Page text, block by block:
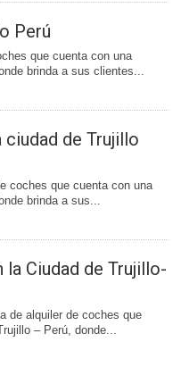
Perú
que cuenta con una
brinda a sus clientes...
ciudad de Trujillo
coches que cuenta con una
brinda a sus...
la Ciudad de Trujillo-
de alquiler de coches que
– Perú, donde...